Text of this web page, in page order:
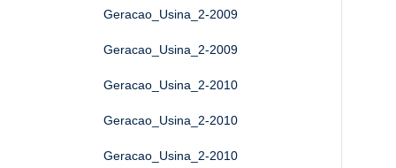
Geracao_Usina_2-2009
Geracao_Usina_2-2009
Geracao_Usina_2-2010
Geracao_Usina_2-2010
Geracao_Usina_2-2010